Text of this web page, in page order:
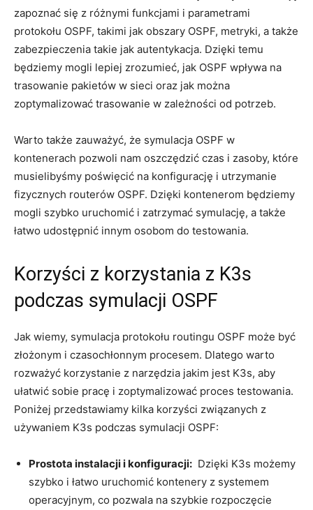
zapoznać się​ z różnymi funkcjami i parametrami⁤
protokołu OSPF, takimi jak obszary OSPF, metryki, a ⁤także
zabezpieczenia⁢ takie jak autentykacja. ⁢Dzięki temu
będziemy mogli lepiej ‌zrozumieć,​ jak OSPF wpływa na
trasowanie pakietów w sieci‍ oraz jak można​
zoptymalizować trasowanie ​w zależności od⁤ potrzeb.
Warto także‌ zauważyć, że‌ symulacja OSPF w
kontenerach pozwoli nam oszczędzić ‌czas​ i zasoby, które
musielibyśmy poświęcić na konfigurację ​i utrzymanie
fizycznych routerów OSPF. Dzięki kontenerom będziemy ​
mogli szybko uruchomić⁢ i zatrzymać symulację, a także
łatwo udostępnić innym osobom do testowania.
Korzyści z korzystania z K3s
podczas ⁢symulacji OSPF
Jak wiemy, ‌symulacja protokołu routingu⁣ OSPF⁢ może być⁤
złożonym i czasochłonnym​ procesem.‌ Dlatego ⁤warto
rozważyć korzystanie z narzędzia ‍jakim ⁣jest K3s, aby
ułatwić sobie pracę i zoptymalizować ⁣proces testowania.
Poniżej⁤ przedstawiamy ‍kilka korzyści związanych ​z
używaniem K3s ⁤podczas ⁢symulacji OSPF:
Prostota instalacji i konfiguracji: ⁤ Dzięki K3s ​możemy
szybko i łatwo uruchomić kontenery z ⁣systemem
operacyjnym, ⁣co pozwala na szybkie rozpoczęcie ​